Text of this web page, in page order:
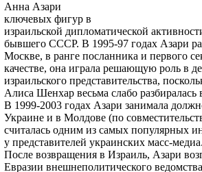
Анна Азари
ключевых фигур в
израильской дипломатической
бывшего СССР. В 1995-97 годах Азари
Москве, в ранге посланника и первого
качестве, она играла решающую роль в
израильского представительства,
Алиса Шенхар весьма слабо разбиралась
В 1999-2003 годах Азари занимала
Украине и в Молдове (по
считалась одним из самых популярных
у представителей украинских масс-
После возвращения в Израиль, Азари
Евразии внешнеполитического